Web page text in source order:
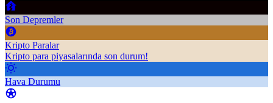
Son Depremler
Kripto Paralar
Kripto para piyasalarında son durum!
Hava Durumu